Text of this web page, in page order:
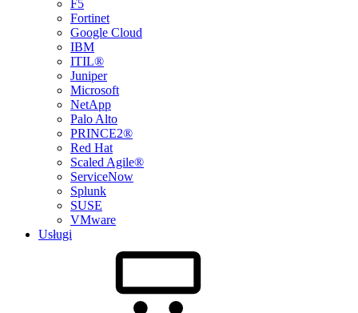
F5
Fortinet
Google Cloud
IBM
ITIL®
Juniper
Microsoft
NetApp
Palo Alto
PRINCE2®
Red Hat
Scaled Agile®
ServiceNow
Splunk
SUSE
VMware
Usługi